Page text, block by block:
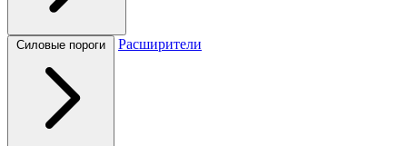
Силовые пороги Расширители